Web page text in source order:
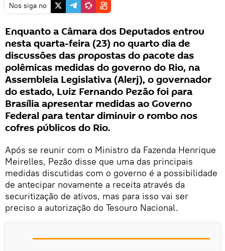
Nos siga no
Enquanto a Câmara dos Deputados entrou
nesta quarta-feira (23) no quarto dia de
discussões das propostas do pacote das
polêmicas medidas do governo do Rio, na
Assembleia Legislativa (Alerj), o governador
do estado, Luiz Fernando Pezão foi para
Brasília apresentar medidas ao Governo
Federal para tentar diminuir o rombo nos
cofres públicos do Rio.
Após se reunir com o Ministro da Fazenda Henrique
Meirelles, Pezão disse que uma das principais
medidas discutidas com o governo é a possibilidade
de antecipar novamente a receita através da
securitização de ativos, mas para isso vai ser
preciso a autorização do Tesouro Nacional.